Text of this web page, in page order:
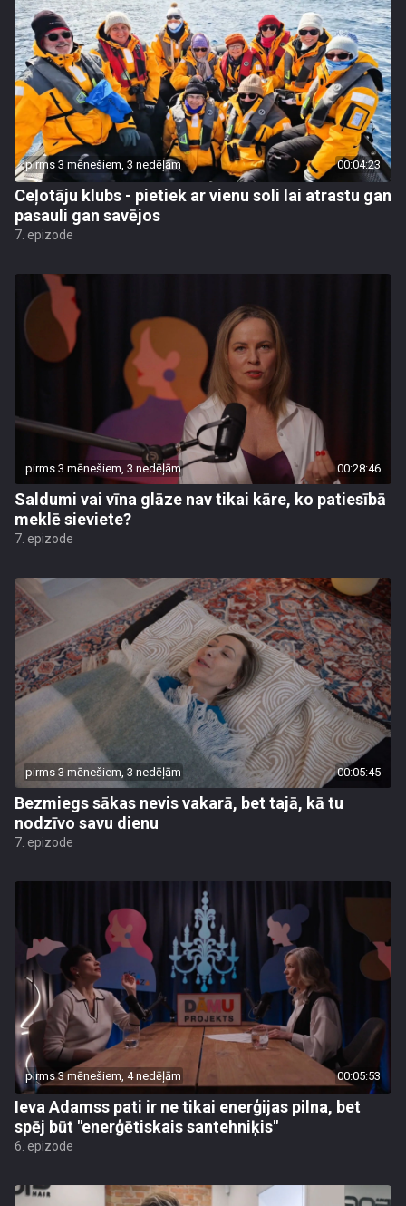
pirms 3 mēnešiem, 3 nedēļām 00:04:23
Ceļotāju klubs - pietiek ar vienu soli lai atrastu gan
pasauli gan savējos
7. epizode
pirms 3 mēnešiem, 3 nedēļām 00:28:46
Saldumi vai vīna glāze nav tikai kāre, ko patiesībā
meklē sieviete?
7. epizode
pirms 3 mēnešiem, 3 nedēļām 00:05:45
Bezmiegs sākas nevis vakarā, bet tajā, kā tu
nodzīvo savu dienu
7. epizode
pirms 3 mēnešiem, 4 nedēļām 00:05:53
Ieva Adamss pati ir ne tikai enerģijas pilna, bet
spēj būt "enerģētiskais santehniķis"
6. epizode